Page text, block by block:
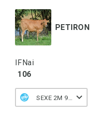
PETIRON
IFNai
106
SEXE 2M 90 M